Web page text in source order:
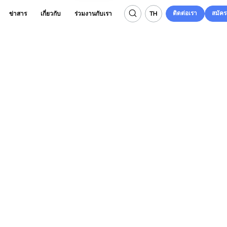
ข่าสาร เกี่ยวกับ ร่วมงานกับเรา
TH
TH
ติดต่อเรา
ติดต่อเรา
สมัค
สมัค